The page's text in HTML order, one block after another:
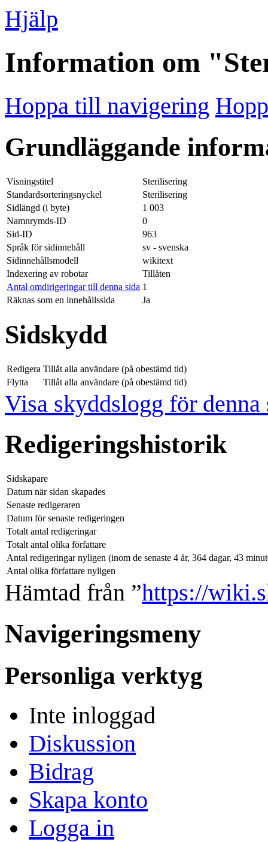
Hjälp
Information om
Hoppa till navigering
Grundläggande
Visningstitel
Sterilisering
Standardsorteringsnyckel
Sterilisering
Sidlängd (i byte)
1 003
Namnrymds-ID
0
Sid-ID
963
Språk för sidinnehåll
sv - svenska
Sidinnehållsmodell
wikitext
Indexering av robotar
Tillåten
Antal omdirigeringar till denna sida 1
Räknas som en innehållssida
Ja
Sidskydd
Redigera Tillåt alla användare (på obestämd tid)
Flytta
Tillåt alla användare (på obestämd tid)
Visa skyddslogg för denna
Redigeringshistorik
Sidskapare
Datum när sidan skapades
Senaste redigeraren
Datum för senaste redigeringen
Totalt antal redigeringar
Totalt antal olika författare
Antal redigeringar nyligen (inom de senaste 4 år, 364 dagar, 43
Antal olika författare nyligen
Hämtad från ”https://
Navigeringsmeny
Personliga verktyg
Inte inloggad
Diskussion
Bidrag
Skapa konto
Logga in